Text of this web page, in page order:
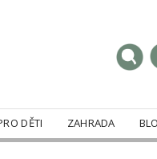
DĚTI ZAHRADA